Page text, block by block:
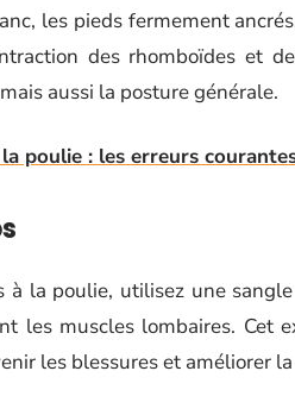
les pieds fermement
des rhomboïdes et
aussi la posture générale.
poulie : les erreurs
à la poulie, utilisez une
les muscles lombaires. Cet
les blessures et améliorer